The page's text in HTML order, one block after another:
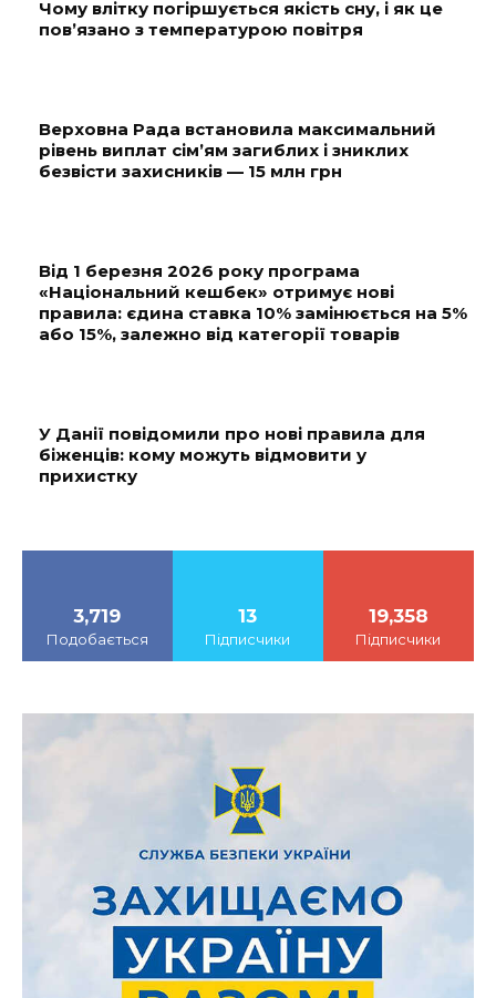
Чому влітку погіршується якість сну, і як це
пов’язано з температурою повітря
Верховна Рада встановила максимальний
рівень виплат сім’ям загиблих і зниклих
безвісти захисників — 15 млн грн
Від 1 березня 2026 року програма
«Національний кешбек» отримує нові
правила: єдина ставка 10% замінюється на 5%
або 15%, залежно від категорії товарів
У Данії повідомили про нові правила для
біженців: кому можуть відмовити у
прихистку
3,719
Подобається
13
Підписчики
19,358
Підписчики